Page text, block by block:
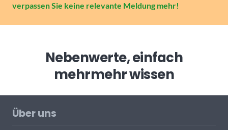
verpassen Sie keine relevante Meldung mehr!
Nebenwerte, einfach
mehrmehr wissen
Über uns